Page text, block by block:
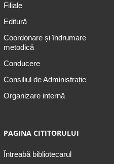
Filiale
Editură
Coordonare și îndrumare
metodică
Conducere
Consiliul de Administrație
Organizare internă
PAGINA CITITORULUI
Întreabă bibliotecarul